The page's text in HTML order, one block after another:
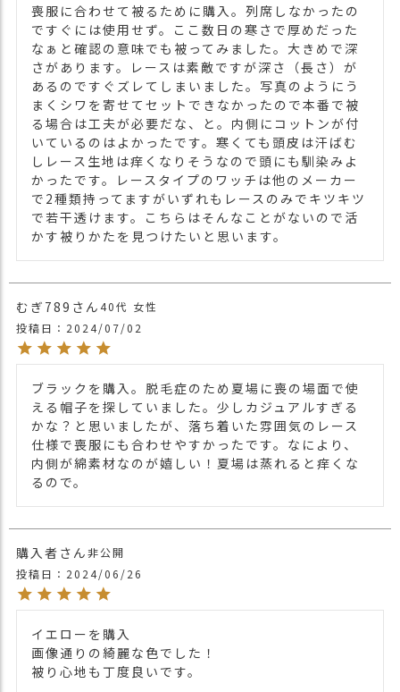
喪服に合わせて被るために購入。列席しなかったの
ですぐには使用せず。ここ数日の寒さで厚めだった
なぁと確認の意味でも被ってみました。大きめで深
さがあります。レースは素敵ですが深さ（長さ）が
あるのですぐズレてしまいました。写真のようにう
まくシワを寄せてセットできなかったので本番で被
る場合は工夫が必要だな、と。内側にコットンが付
いているのはよかったです。寒くても頭皮は汗ばむ
しレース生地は痒くなりそうなので頭にも馴染みよ
かったです。レースタイプのワッチは他のメーカー
で2種類持ってますがいずれもレースのみでキツキツ
で若干透けます。こちらはそんなことがないので活
かす被りかたを見つけたいと思います。
むぎ789 40代 女性
投稿日
2024/07/02
ブラックを購入。脱毛症のため夏場に喪の場面で使
える帽子を探していました。少しカジュアルすぎる
かな？と思いましたが、落ち着いた雰囲気のレース
仕様で喪服にも合わせやすかったです。なにより、
内側が綿素材なのが嬉しい！夏場は蒸れると痒くな
るので。
購入者
非公開
投稿日
2024/06/26
イエローを購入
画像通りの綺麗な色でした！
被り心地も丁度良いです。